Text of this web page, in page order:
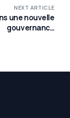
NEXT ARTICLE
une nouvelle
gouvernance